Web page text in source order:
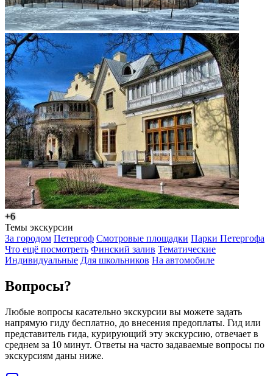
+6
Темы экскурсии
За городом Петергоф Смотровые площадки Парки Петергофа
Что ещё посмотреть Финский залив Тематические
Индивидуальные Для школьников На автомобиле
Вопросы?
Любые вопросы касательно экскурсии вы можете задать
напрямую гиду бесплатно, до внесения предоплаты. Гид или
представитель гида, курирующий эту экскурсию, отвечает в
среднем за 10 минут. Ответы на часто задаваемые вопросы по
экскурсиям даны ниже.